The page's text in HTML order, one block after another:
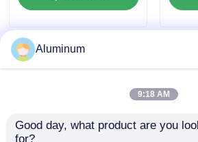
อุตส
Aluminum
9:18 AM
Good day, what product are you
for?